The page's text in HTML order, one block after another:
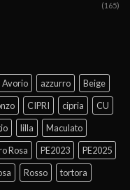
(165)
Avorio azzurro
Beige
CIPRI cipria
CU
lilla
Maculato
Rosa PE2023
PE2025
Rosso
tortora